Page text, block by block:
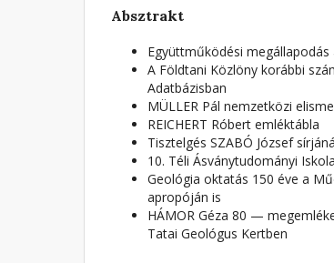
Absztrakt
Együttműködési
A Földtani Közlöny korábbi
Adatbázisban
MÜLLER Pál nemzetközi
REICHERT Róbert emléktábla
Tisztelgés SZABÓ József
10. Téli Ásványtudományi
Geológia oktatás 150 éve a
apropóján is
HÁMOR Géza 80 —
Tatai Geológus Kertben